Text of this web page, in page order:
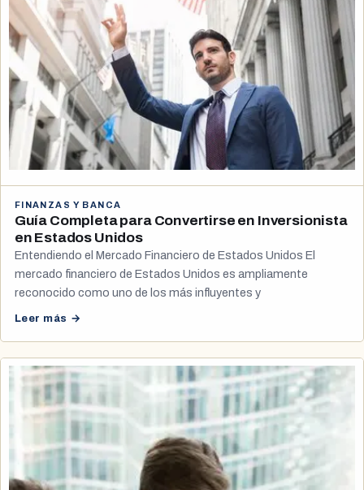
FINANZAS Y BANCA
Guía Completa para Convertirse en Inversionista
en Estados Unidos
Entendiendo el Mercado Financiero de Estados Unidos El
mercado financiero de Estados Unidos es ampliamente
reconocido como uno de los más influyentes y
Leer más →